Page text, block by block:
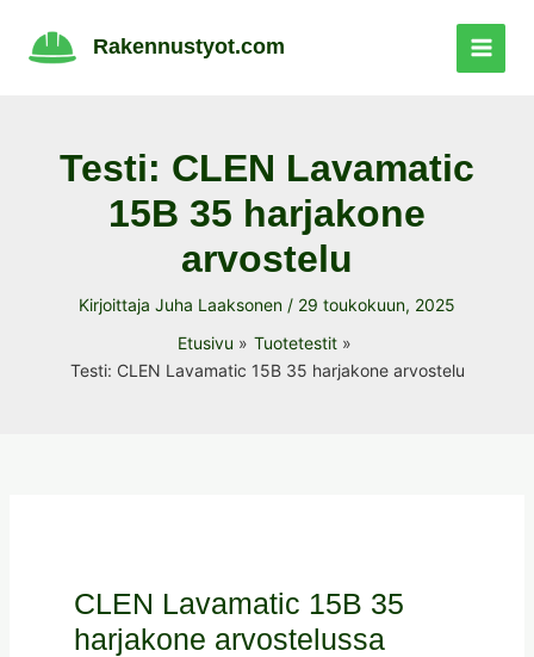
sisältöön
Rakennustyot.com
Testi: CLEN Lavamatic
15B 35 harjakone
arvostelu
Kirjoittaja Juha Laaksonen / 29 toukokuun, 2025
Etusivu
Tuotetestit
Testi: CLEN Lavamatic 15B 35 harjakone arvostelu
CLEN Lavamatic 15B 35
harjakone arvostelussa